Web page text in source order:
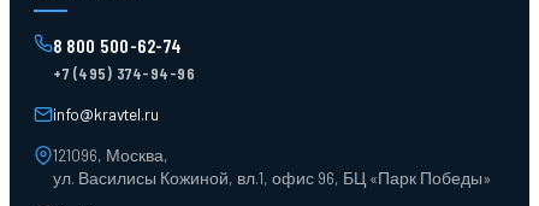
Поддоны
Ящики пластиковые
Тара пласт. и металл.
Тележки для склада
8 800 500-62-74
+7 (495) 374-94-96
info@kravtel.ru
121096, Москва,
ул. Василисы Кожиной, вл.1, офис 96, БЦ «Парк Победы»